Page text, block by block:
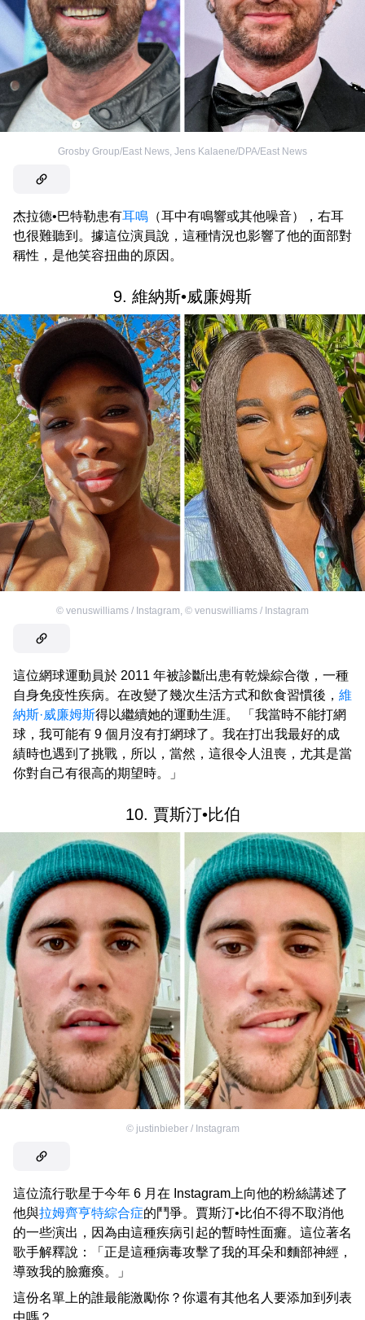
Grosby Group/East News Jens Kalaene/DPA/East News
杰拉德•巴特勒患有耳鳴 （耳中有鳴響或其他噪音），右耳
也很難聽到。據這位演員說，這種情況也影響了他的面部對
稱性，是他笑容扭曲的原因。
9. 維納斯•威廉姆斯
© venuswilliams / Instagram, © venuswilliams / Instagram
這位網球運動員於 2011 年被診斷出患有乾燥綜合徵，一種
自身免疫性疾病。在改變了幾次生活方式和飲食習慣後， 維
納斯·威廉姆斯得以繼續她的運動生涯。 「我當時不能打網
球，我可能有 9 個月沒有打網球了。我在打出我最好的成
績時也遇到了挑戰，所以，當然，這很令人沮喪，尤其是當
你對自己有很高的期望時。」
10. 賈斯汀•比伯
© justinbieber / Instagram
這位流行歌星于今年 6 月在 Instagram上向他的粉絲講述了
他與拉姆齊亨特綜合症的鬥爭。賈斯汀•比伯不得不取消他
的一些演出，因為由這種疾病引起的暫時性面癱。這位著名
歌手解釋說：「正是這種病毒攻擊了我的耳朵和麵部神經，
導致我的臉癱瘓。」
這份名單上的誰最能激勵你？你還有其他名人要添加到列表